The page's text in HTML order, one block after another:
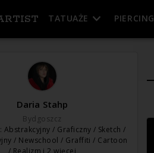
TATUAŻE PIERCING
Daria Stahp
Bydgoszcz
: Abstrakcyjny / Graficzny / Sketch /
/ Newschool / Graffiti / Cartoon
/ Realizm i 2 więcej